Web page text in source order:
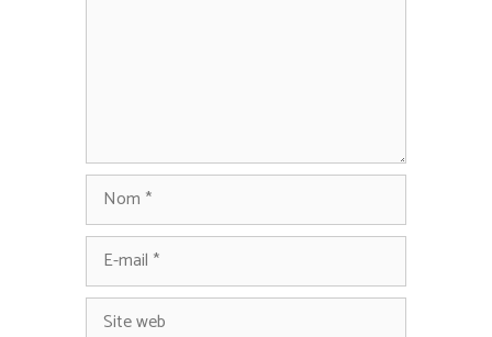
Nom
E-
Site